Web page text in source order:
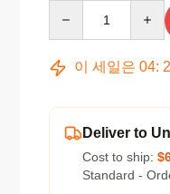
이 세일은 04:
Deliver to
Cost to ship:
Standard -